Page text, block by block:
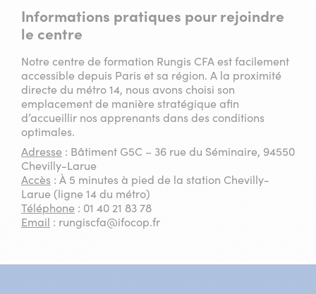
Informations pratiques pour rejoindre
le centre
Notre centre de formation Rungis CFA est facilement
accessible depuis Paris et sa région. A la proximité
directe du métro 14, nous avons choisi son
emplacement de manière stratégique afin
d’accueillir nos apprenants dans des conditions
optimales.
Adresse : Bâtiment G5C – 36 rue du Séminaire, 94550
Chevilly-Larue
Accès : À 5 minutes à pied de la station Chevilly-
Larue (ligne 14 du métro)
Téléphone : 01 40 21 83 78
Email : rungiscfa@ifocop.fr